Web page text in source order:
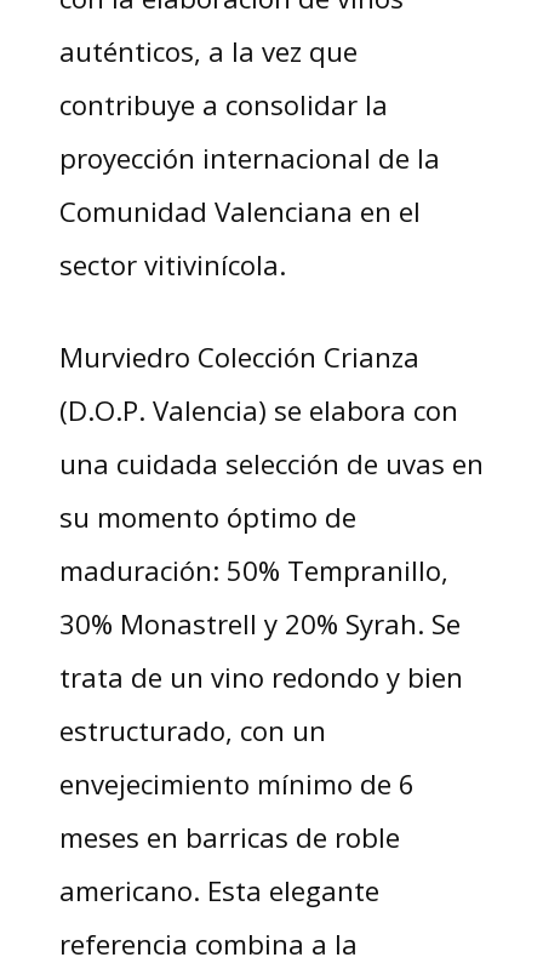
auténticos, a la vez que
contribuye a consolidar la
proyección internacional de la
Comunidad Valenciana en el
sector vitivinícola.
Murviedro Colección Crianza
(D.O.P. Valencia) se elabora con
una cuidada selección de uvas en
su momento óptimo de
maduración: 50% Tempranillo,
30% Monastrell y 20% Syrah. Se
trata de un vino redondo y bien
estructurado, con un
envejecimiento mínimo de 6
meses en barricas de roble
americano. Esta elegante
referencia combina a la